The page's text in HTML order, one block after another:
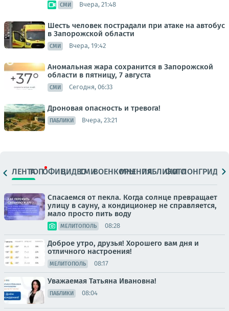
СМИ Вчера, 21:48
Шесть человек пострадали при атаке на автобус
в Запорожской области
СМИ Вчера, 19:42
Аномальная жара сохранится в Запорожской
области в пятницу, 7 августа
СМИ Сегодня, 06:33
Дроновая опасность и тревога!
ПАБЛИКИ Вчера, 23:21
ЛЕНТАТОПОФИЦ.ВИДЕОСМИВОЕНКОРЫМНЕНИЯПАБЛИКИ
ФОТОЛОНГРИДЫ
Спасаемся от пекла. Когда солнце превращает
улицу в сауну, а кондиционер не справляется,
мало просто пить воду
МЕЛИТОПОЛЬ 08:28
Доброе утро, друзья! Хорошего вам дня и
отличного настроения!
МЕЛИТОПОЛЬ 08:17
Уважаемая Татьяна Ивановна!
ПАБЛИКИ 08:04